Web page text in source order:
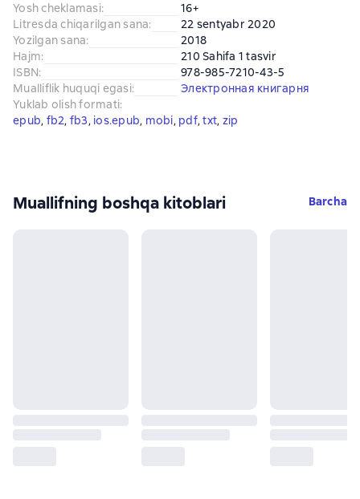
Yosh cheklamasi:
16+
Litresda chiqarilgan sana:
22 sentyabr 2020
Yozilgan sana:
2018
Hajm:
210 Sahifa 1 tasvir
ISBN:
978-985-7210-43-5
Mualliflik huquqi egasi:
Электронная книгарня
Yuklab olish formati:
epub, fb2, fb3, ios.epub, mobi, pdf, txt, zip
Muallifning boshqa kitoblari Barcha